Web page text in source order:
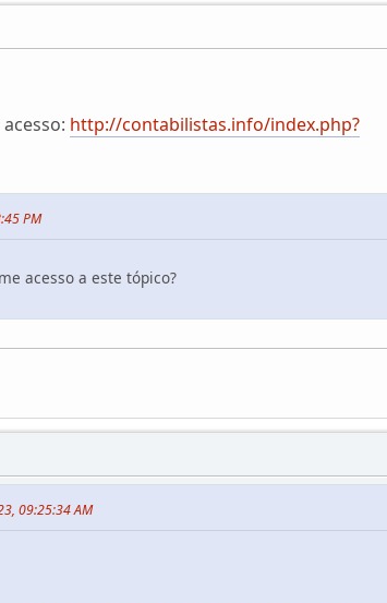
http://contabilistas.info/index.php?
PM
acesso a este tópico?
09:25:34 AM